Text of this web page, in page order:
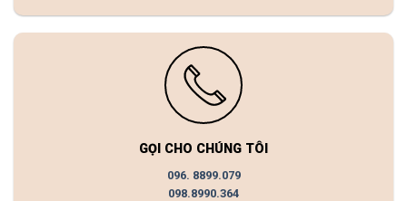
GỌI CHO CHÚNG TÔI
096. 8899.079
098.8990.364